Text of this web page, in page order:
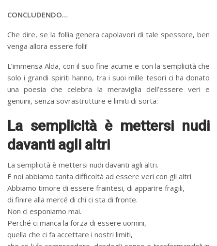
CONCLUDENDO…
Che dire, se la follia genera capolavori di tale spessore, ben
venga allora essere folli!
L’immensa Alda, con il suo fine acume e con la semplicità che
solo i grandi spiriti hanno, tra i suoi mille tesori ci ha donato
una poesia che celebra la meraviglia dell’essere veri e
genuini, senza sovrastrutture e limiti di sorta:
La semplicità è mettersi nudi
davanti agli altri
La semplicità è mettersi nudi davanti agli altri.
E noi abbiamo tanta difficoltà ad essere veri con gli altri.
Abbiamo timore di essere fraintesi, di apparire fragili,
di finire alla mercé di chi ci sta di fronte.
Non ci esponiamo mai.
Perché ci manca la forza di essere uomini,
quella che ci fa accettare i nostri limiti,